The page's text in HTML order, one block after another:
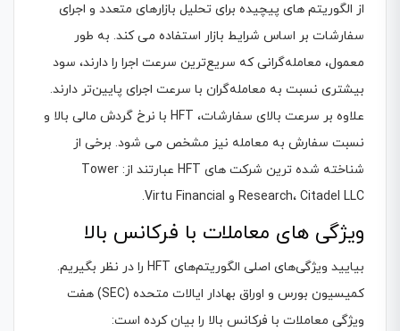
از الگوریتم های پیچیده برای تحلیل بازارهای متعدد و اجرای
سفارشات بر اساس شرایط بازار استفاده می کند. به طور
معمول، معامله‌گرانی که سریع‌ترین سرعت اجرا را دارند، سود
بیشتری نسبت به معامله‌گران با سرعت اجرای پایین‌تر دارند.
علاوه بر سرعت بالای سفارشات، HFT با نرخ گردش مالی بالا و
نسبت سفارش به معامله نیز مشخص می شود. برخی از
شناخته شده ترین شرکت های HFT عبارتند از: Tower
Research، Citadel LLC و Virtu Financial.
ویژگی های معاملات با فرکانس بالا
بیایید ویژگی‌های اصلی الگوریتم‌های HFT را در نظر بگیریم.
کمیسیون بورس و اوراق بهادار ایالات متحده (SEC) هفت
ویژگی معاملات با فرکانس بالا را بیان کرده است: